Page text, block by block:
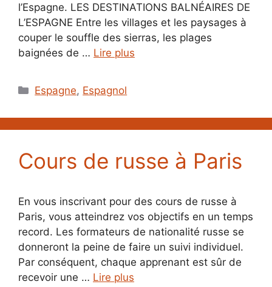
l’Espagne. LES DESTINATIONS BALNÉAIRES DE
L’ESPAGNE Entre les villages et les paysages à
couper le souffle des sierras, les plages
baignées de … Lire plus
Catégories
Espagne, Espagnol
Cours de russe à Paris
En vous inscrivant pour des cours de russe à
Paris, vous atteindrez vos objectifs en un temps
record. Les formateurs de nationalité russe se
donneront la peine de faire un suivi individuel.
Par conséquent, chaque apprenant est sûr de
recevoir une … Lire plus